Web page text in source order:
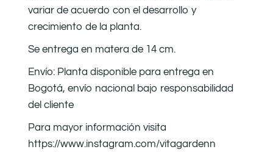
variar de acuerdo con el desarrollo y
crecimiento de la planta.
Se entrega en matera de 14 cm.
Envío: Planta disponible para entrega en
Bogotá, envío nacional bajo responsabilidad
del cliente
Para mayor información visita
https://www.instagram.com/vitagardenn